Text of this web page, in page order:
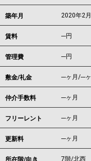
築年月 2020年2月
賃料 ---円
管理費 ---円
敷金/礼金 ---ヶ月/---
仲介手数料 ---ヶ月
フリーレント ---ヶ月
更新料 ---ヶ月
7階/北西